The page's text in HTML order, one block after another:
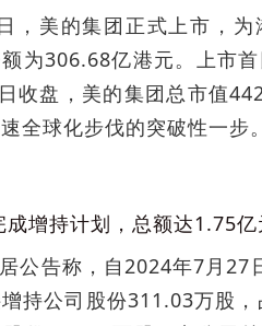
，美的集团正式上市，
为306.68亿港元。上市
收盘，美的集团总市值
全球化步伐的突破性一步。
成增持计划，总额达1.75亿
公告称，自2024年7月27
持公司股份311.03万股